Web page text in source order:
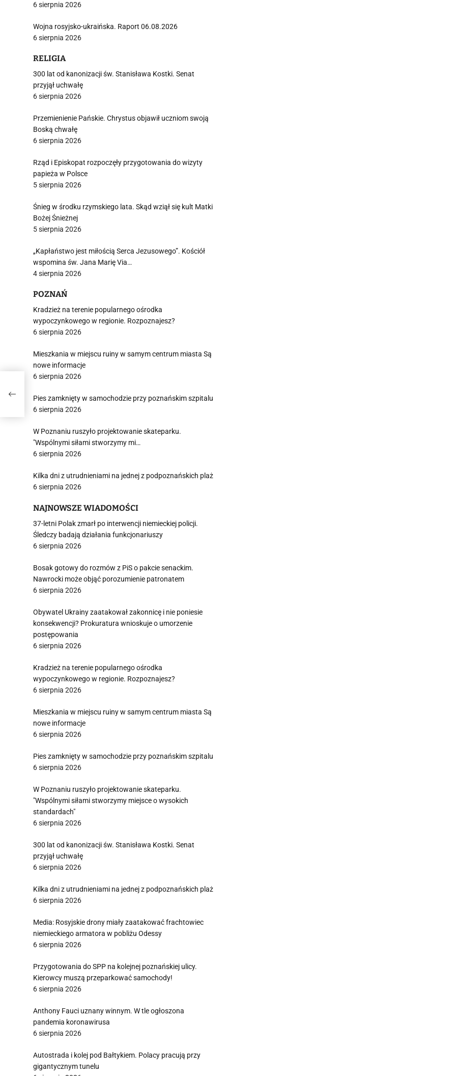
6 sierpnia 2026
Wojna rosyjsko-ukraińska. Raport 06.08.2026
6 sierpnia 2026
RELIGIA
300 lat od kanonizacji św. Stanisława Kostki. Senat
przyjął uchwałę
6 sierpnia 2026
Przemienienie Pańskie. Chrystus objawił uczniom swoją
Boską chwałę
6 sierpnia 2026
Rząd i Episkopat rozpoczęły przygotowania do wizyty
papieża w Polsce
5 sierpnia 2026
Śnieg w środku rzymskiego lata. Skąd wziął się kult Matki
Bożej Śnieżnej
5 sierpnia 2026
„Kapłaństwo jest miłością Serca Jezusowego”. Kościół
wspomina św. Jana Marię Via…
4 sierpnia 2026
POZNAŃ
Kradzież na terenie popularnego ośrodka
wypoczynkowego w regionie. Rozpoznajesz?
6 sierpnia 2026
Mieszkania w miejscu ruiny w samym centrum miasta Są
nowe informacje
6 sierpnia 2026
Pies zamknięty w samochodzie przy poznańskim szpitalu
6 sierpnia 2026
W Poznaniu ruszyło projektowanie skateparku.
"Wspólnymi siłami stworzymy mi…
6 sierpnia 2026
Kilka dni z utrudnieniami na jednej z podpoznańskich plaż
6 sierpnia 2026
NAJNOWSZE WIADOMOŚCI
37-letni Polak zmarł po interwencji niemieckiej policji.
Śledczy badają działania funkcjonariuszy
6 sierpnia 2026
Bosak gotowy do rozmów z PiS o pakcie senackim.
Nawrocki może objąć porozumienie patronatem
6 sierpnia 2026
Obywatel Ukrainy zaatakował zakonnicę i nie poniesie
konsekwencji? Prokuratura wnioskuje o umorzenie
postępowania
6 sierpnia 2026
Kradzież na terenie popularnego ośrodka
wypoczynkowego w regionie. Rozpoznajesz?
6 sierpnia 2026
Mieszkania w miejscu ruiny w samym centrum miasta Są
nowe informacje
6 sierpnia 2026
Pies zamknięty w samochodzie przy poznańskim szpitalu
6 sierpnia 2026
W Poznaniu ruszyło projektowanie skateparku.
"Wspólnymi siłami stworzymy miejsce o wysokich
standardach"
6 sierpnia 2026
300 lat od kanonizacji św. Stanisława Kostki. Senat
przyjął uchwałę
6 sierpnia 2026
Kilka dni z utrudnieniami na jednej z podpoznańskich plaż
6 sierpnia 2026
Media: Rosyjskie drony miały zaatakować frachtowiec
niemieckiego armatora w pobliżu Odessy
6 sierpnia 2026
Przygotowania do SPP na kolejnej poznańskiej ulicy.
Kierowcy muszą przeparkować samochody!
6 sierpnia 2026
Anthony Fauci uznany winnym. W tle ogłoszona
pandemia koronawirusa
6 sierpnia 2026
Autostrada i kolej pod Bałtykiem. Polacy pracują przy
gigantycznym tunelu